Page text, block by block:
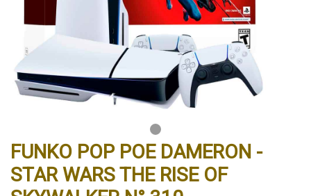
FUNKO POP POE DAMERON -
STAR WARS THE RISE OF